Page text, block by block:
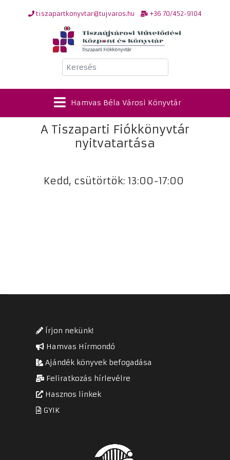
tiszapartkonyvtar@tujvaros.hu +36 70/452-9104
Keresés
Hamvas Béla Városi Könyvtár
A Tiszaparti Fiókkönyvtár
nyitvatartása
Kedd, csütörtök: 13:00-17:00
Írjon nekünk!
Hamvas Hírmondó
Ajándék könyvek befogadása
Feliratkozás hírlevélre
Hasznos linkek
GYIK